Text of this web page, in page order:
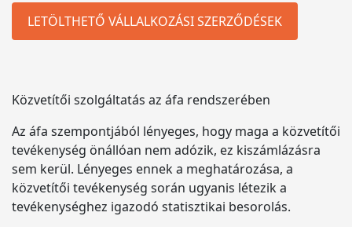
LETÖLTHETŐ VÁLLALKOZÁSI SZERZŐDÉSEK
Közvetítői szolgáltatás az áfa rendszerében
Az áfa szempontjából lényeges, hogy maga a közvetítői
tevékenység önállóan nem adózik, ez kiszámlázásra
sem kerül. Lényeges ennek a meghatározása, a
közvetítői tevékenység során ugyanis létezik a
tevékenységhez igazodó statisztikai besorolás.